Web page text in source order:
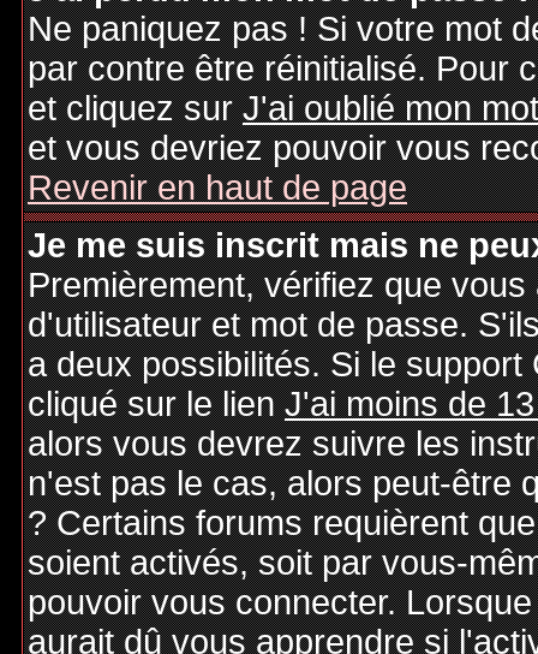
Ne paniquez pas ! Si votre mot
par contre être réinitialisé. Pour
et cliquez surJ'ai oublié mon
et vous devriez pouvoir vous
Revenir en haut de page
Je me suis inscrit mais ne
Premièrement, vérifiez que
d'utilisateur et mot de passe.
a deux possibilités. Si le
cliqué sur le lienJ'ai moins de
alors vous devrez suivre les
n'est pas le cas, alors peut-être
? Certains forums requièrent
soient activés, soit par vous-
pouvoir vous connecter.
aurait dû vous apprendre si